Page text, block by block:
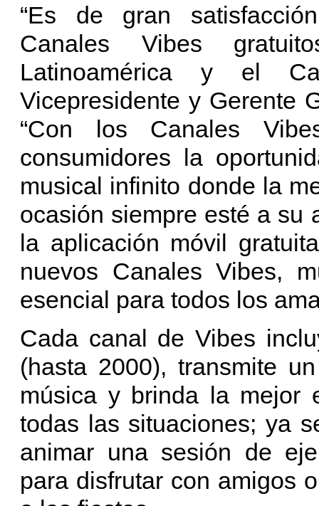
“Es de gran
Canales Vibes
Latinoamérica y el
Vicepresidente y Gerente
“Con los Canales
consumidores la
musical infinito donde la
ocasión siempre esté a su
la aplicación móvil
nuevos Canales Vibes,
esencial para todos los
Cada canal de Vibes
(hasta 2000), transmite
música y brinda la mejor
todas las situaciones; ya
animar una sesión de
para disfrutar con amigos